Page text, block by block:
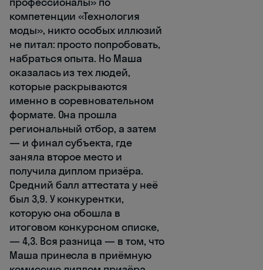
компетенции «Технология
моды», никто особых иллюзий
не питал: просто попробовать,
набраться опыта. Но Маша
оказалась из тех людей,
которые раскрываются
именно в соревновательном
формате. Она прошла
региональный отбор, а затем
— и финал субъекта, где
заняла второе место и
получила диплом призёра.
Средний балл аттестата у неё
был 3,9. У конкурентки,
которую она обошла в
итоговом конкурсном списке,
— 4,3. Вся разница — в том, что
Маша принесла в приёмную